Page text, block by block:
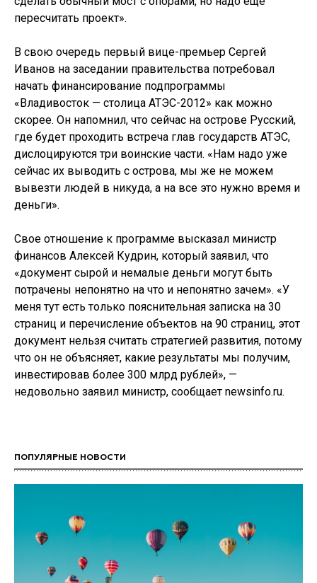
пересчитать проект».
В свою очередь первый вице-премьер Сергей
Иванов на заседании правительства потребовал
начать финансирование подпрограммы
«Владивосток — столица АТЭС-2012» как можно
скорее. Он напомнил, что сейчас на острове Русский,
где будет проходить встреча глав государств АТЭС,
дислоцируются три воинские части. «Нам надо уже
сейчас их выводить с острова, мы же не можем
вывезти людей в никуда, а на все это нужно время и
деньги».
Свое отношение к программе высказал министр
финансов Алексей Кудрин, который заявил, что
«документ сырой и немалые деньги могут быть
потрачены непонятно на что и непонятно зачем». «У
меня тут есть только пояснительная записка на 30
страниц и перечисление объектов на 90 страниц, этот
документ нельзя считать стратегией развития, потому
что он не объясняет, какие результаты мы получим,
инвестировав более 300 млрд рублей», —
недовольно заявил министр, сообщает newsinfo.ru.
ПОПУЛЯРНЫЕ НОВОСТИ